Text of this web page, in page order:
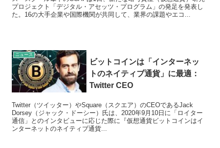
プロジェクト「デジタル・アセッツ・プログラム」の発足を発表し
た。16の大手企業や国際機関が共同して、業界の課題やエコ...
ニュース
ビットコインは「インターネッ
トのネイティブ通貨」に最適：
Twitter CEO
Twitter（ツイッター）やSquare（スクエア）のCEOであるJack
Dorsey（ジャック・ドーシー）氏は、2020年9月10日に「ロイター
通信」とのインタビューに応じた際に『仮想通貨ビットコインはイ
ンターネットのネイティブ通貨...